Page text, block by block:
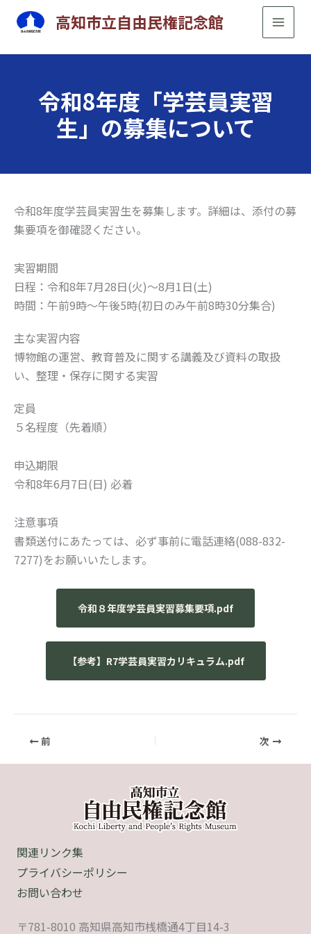
高知市立自由民権記念館
令和8年度「学芸員実習
生」の募集について
令和8年度学芸員実習生を募集します。詳細は、添付の募
集要項を御確認ください。
実習期間
日程：令和8年7月28日(火)～8月1日(土)
時間：午前9時～午後5時(初日のみ午前8時30分集合)
主な実習内容
博物館の運営、教育普及に関する講義及び資料の取扱
い、整理・保存に関する実習
定員
５名程度（先着順）
申込期限
令和8年6月7日(日) 必着
注意事項
書類送付にあたっては、必ず事前に電話連絡(‭088-832-
7277)をお願いいたします。
令和８年度学芸員実習募集要項.pdf
【参考】R7学芸員実習カリキュラム.pdf
前 次
関連リンク集
プライバシーポリシー
お問い合わせ
〒781-8010 高知県高知市桟橋通4丁目14-3